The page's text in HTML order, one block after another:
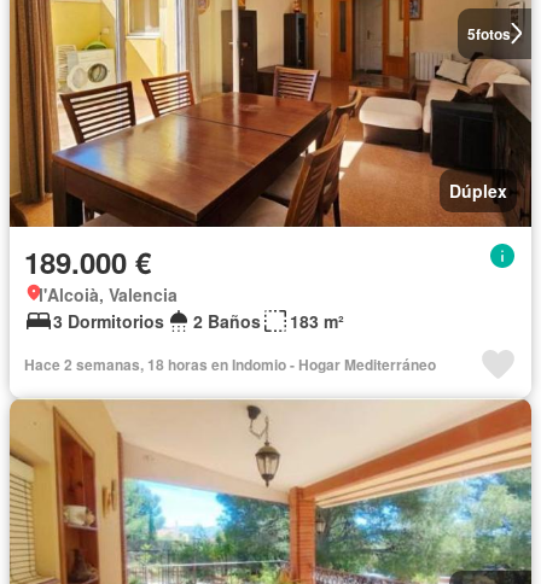
5fotos
Dúplex
189.000 €
l'Alcoià, Valencia
3 Dormitorios
2 Baños 183 m²
Hace 2 semanas, 18 horas en Indomio - Hogar Mediterráneo